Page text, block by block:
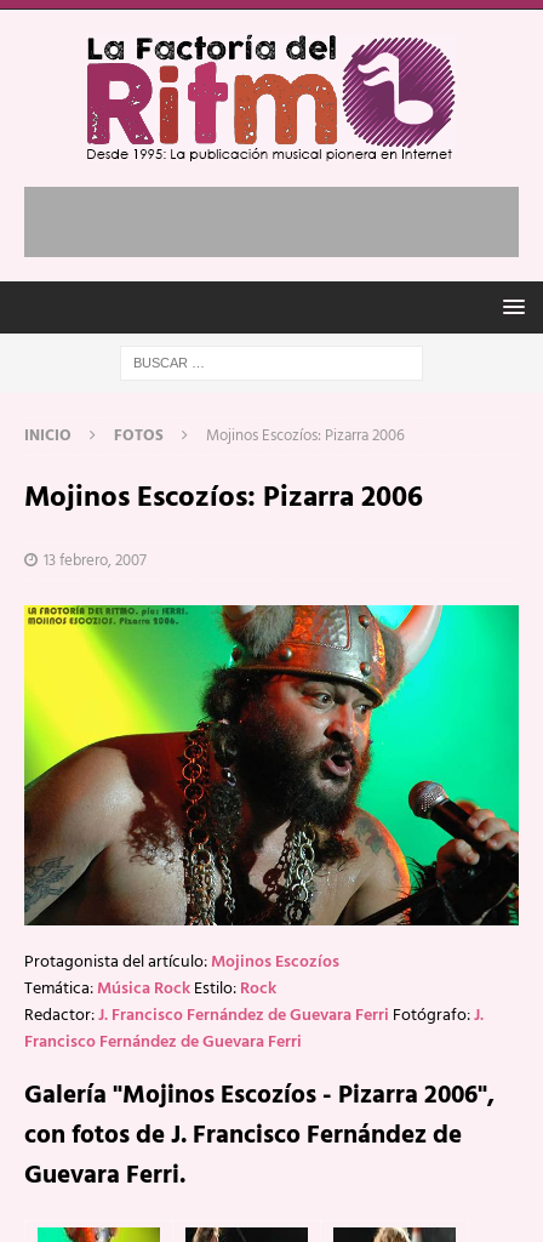
INICIO FOTOS Mojinos Escozíos: Pizarra 2006
Mojinos Escozíos: Pizarra 2006
13 febrero, 2007
Protagonista del artículo:Mojinos Escozíos
Temática:Música RockEstilo:Rock
Redactor:J. Francisco Fernández de Guevara Ferri Fotógrafo:J.
Francisco Fernández de Guevara Ferri
Galería "Mojinos Escozíos - Pizarra 2006",
con fotos de J. Francisco Fernández de
Guevara Ferri.